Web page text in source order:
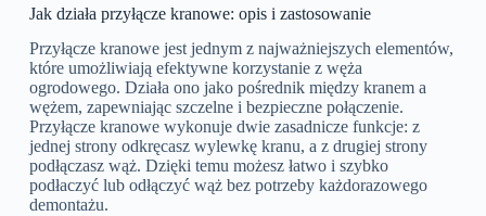
Jak działa przyłącze kranowe: opis i zastosowanie
Przyłącze kranowe jest jednym z najważniejszych elementów,
które umożliwiają efektywne korzystanie z węża
ogrodowego. Działa ono jako pośrednik między kranem a
wężem, zapewniając szczelne i bezpieczne połączenie.
Przyłącze kranowe wykonuje dwie zasadnicze funkcje: z
jednej strony odkręcasz wylewkę kranu, a z drugiej strony
podłączasz wąż. Dzięki temu możesz łatwo i szybko
podłaczyć lub odłączyć wąż bez potrzeby każdorazowego
demontażu.